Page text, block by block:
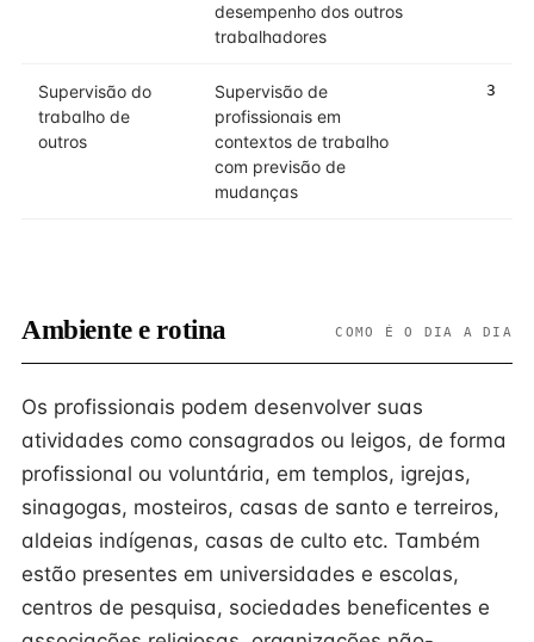
desempenho dos outros
trabalhadores
Supervisão do
trabalho de
outros
Supervisão de
profissionais em
contextos de trabalho
com previsão de
mudanças
3
Ambiente e rotina COMO É O DIA A DIA
Os profissionais podem desenvolver suas
atividades como consagrados ou leigos, de forma
profissional ou voluntária, em templos, igrejas,
sinagogas, mosteiros, casas de santo e terreiros,
aldeias indígenas, casas de culto etc. Também
estão presentes em universidades e escolas,
centros de pesquisa, sociedades beneficentes e